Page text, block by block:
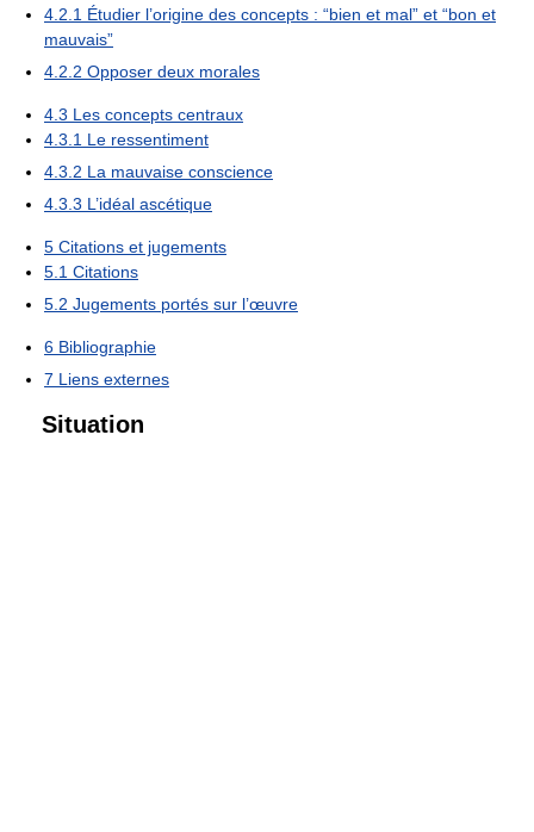
4.2.1 Étudier l’origine des concepts : “bien et mal” et “bon et
mauvais”
4.2.2 Opposer deux morales
4.3 Les concepts centraux
4.3.1 Le ressentiment
4.3.2 La mauvaise conscience
4.3.3 L’idéal ascétique
5 Citations et jugements
5.1 Citations
5.2 Jugements portés sur l’œuvre
6 Bibliographie
7 Liens externes
Situation